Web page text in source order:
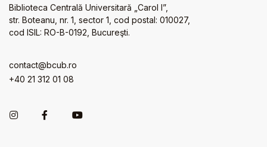
Biblioteca Centrală Universitară „Carol I”,
str. Boteanu, nr. 1, sector 1, cod postal: 010027,
cod ISIL: RO-B-0192, Bucureşti.
contact@bcub.ro
+40 21 312 01 08